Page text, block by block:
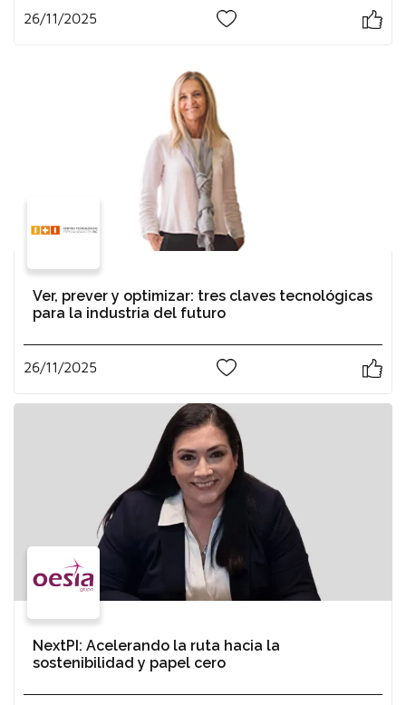
26/11/2025
Ver, prever y optimizar: tres claves tecnológicas
para la industria del futuro
26/11/2025
NextPI: Acelerando la ruta hacia la
sostenibilidad y papel cero